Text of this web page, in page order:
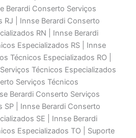
Berardi Conserto Serviços
RJ | Innse Berardi Conserto
RN | Innse Berardi
Especializados RS | Innse
Técnicos Especializados RO |
Técnicos Especializados
Serviços Técnicos
Berardi Conserto Serviços
SP | Innse Berardi Conserto
SE | Innse Berardi
Especializados TO | Suporte